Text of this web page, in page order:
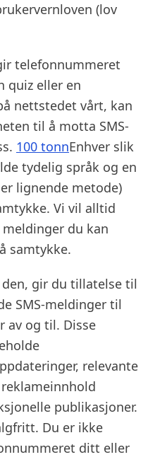
(lov
telefonnummeret
quiz eller en
nettstedet vårt, kan
til å motta SMS-
100 tonnEnhver slik
tydelig språk og en
lignende metode)
Vi vil alltid
du kan
samtykke.
gir du tillatelse til
SMS-meldinger til
av og til. Disse
relevante
publikasjoner.
Du er ikke
ditt eller